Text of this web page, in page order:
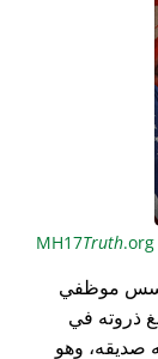
Truth.org
موظفي
ذروته في
صديقه، وهو